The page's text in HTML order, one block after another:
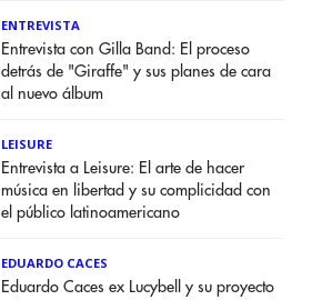
ENTREVISTA
Entrevista con Gilla Band: El proceso
detrás de "Giraffe" y sus planes de cara
al nuevo álbum
LEISURE
Entrevista a Leisure: El arte de hacer
música en libertad y su complicidad con
el público latinoamericano
EDUARDO CACES
Eduardo Caces ex Lucybell y su proyecto